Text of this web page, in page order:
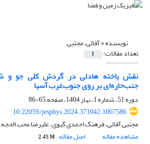
نویسنده =آقائی، مجتبی
تعداد مقالات: 1
نقش یاخته هادلی در گردش کلی جو و
جنب‌حاره‌ای بر روی جنوب‌غرب آسیا
دوره 51، شماره 1، بهار 1404، صفحه
65-86
10.22059/jesphys.2024.371042.1007586
مجتبی آقائی، فرهنگ احمدی گیوی، علیرضا محب
مشاهده مقاله
اصل مقاله 2.45 M